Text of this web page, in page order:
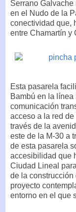
Serrano
en el Nudo de la
conectividad que,
entre Chamartín y
Esta pasarela
Bambú en la
comunicación
acceso a la red
través de la
este de la M-30 a
de esta pasarela
accesibilidad que
Ciudad Lineal
de la construcción
proyecto
entorno en el que